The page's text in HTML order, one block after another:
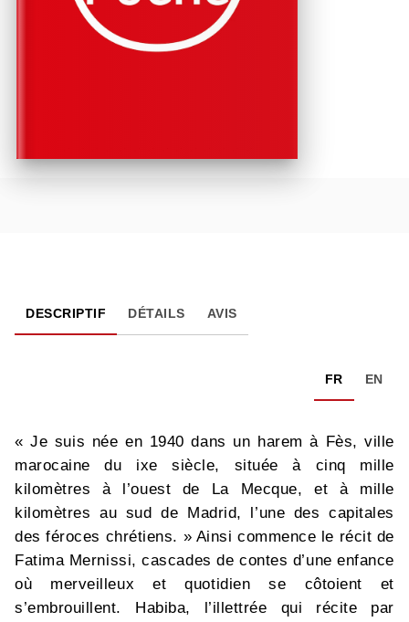
DESCRIPTIF DÉTAILS AVIS
FR EN
« Je suis née en 1940 dans un harem à Fès, ville
marocaine du ixe siècle, située à cinq mille
kilomètres à l’ouest de La Mecque, et à mille
kilomètres au sud de Madrid, l’une des capitales
des féroces chrétiens. » Ainsi commence le récit de
Fatima Mernissi, cascades de contes d’une enfance
où merveilleux et quotidien se côtoient et
s’embrouillent. Habiba, l’illettrée qui récite par